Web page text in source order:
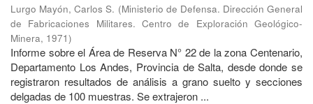
Lurgo Mayón, Carlos S. (Ministerio de Defensa. Dirección General
de Fabricaciones Militares. Centro de Exploración Geológico-
Minera, 1971)
Informe sobre el Área de Reserva N° 22 de la zona Centenario,
Departamento Los Andes, Provincia de Salta, desde donde se
registraron resultados de análisis a grano suelto y secciones
delgadas de 100 muestras. Se extrajeron ...